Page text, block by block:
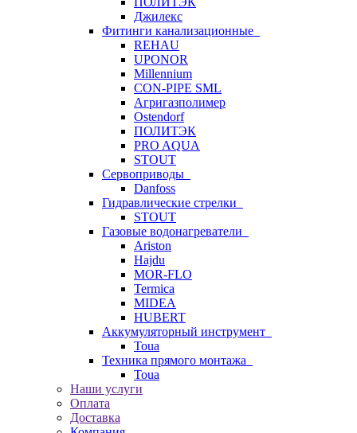
Джилекс
Фитинги канализационные
REHAU
UPONOR
Millennium
CON-PIPE SML
Агригазполимер
Ostendorf
ПОЛИТЭК
PRO AQUA
STOUT
Сервоприводы
Danfoss
Гидравлические стрелки
STOUT
Газовые водонагреватели
Ariston
Hajdu
MOR-FLO
Termica
MIDEA
HUBERT
Аккумуляторный инструмент
Toua
Техника прямого монтажа
Toua
Наши услуги
Оплата
Доставка